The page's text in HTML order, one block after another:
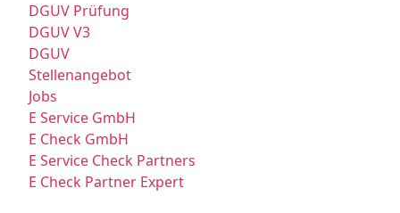
DGUV Prüfung
DGUV V3
DGUV
Stellenangebot
Jobs
E Service GmbH
E Check GmbH
E Service Check Partners
E Check Partner Expert